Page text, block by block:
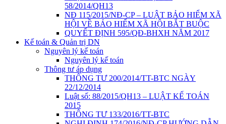
58/2014/QH13
NĐ 115/2015/NĐ-CP – LUẬT BẢO HIỂM XÃ
HỘI VỀ BẢO HIỂM XÃ HỘI BẮT BUỘC
QUYẾT ĐỊNH 595/QĐ-BHXH NĂM 2017
Kế toán & Quản trị DN
Nguyên lý kế toán
Nguyên lý kế toán
Thông tư áp dụng
THÔNG TƯ 200/2014/TT-BTC NGÀY
22/12/2014
Luật số: 88/2015/QH13 – LUẬT KẾ TOÁN
2015
THÔNG TƯ 133/2016/TT-BTC